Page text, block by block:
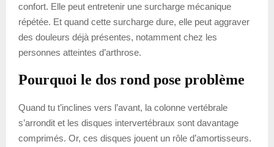
confort. Elle peut entretenir une surcharge mécanique
répétée. Et quand cette surcharge dure, elle peut aggraver
des douleurs déjà présentes, notamment chez les
personnes atteintes d’arthrose.
Pourquoi le dos rond pose problème
Quand tu t’inclines vers l’avant, la colonne vertébrale
s’arrondit et les disques intervertébraux sont davantage
comprimés. Or, ces disques jouent un rôle d’amortisseurs.